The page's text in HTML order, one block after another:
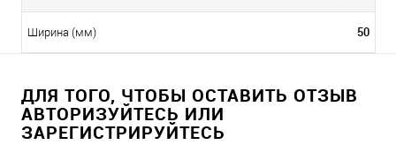
Ширина (мм) 50
ДЛЯ ТОГО, ЧТОБЫ ОСТАВИТЬ ОТЗЫВ
АВТОРИЗУЙТЕСЬ ИЛИ
ЗАРЕГИСТРИРУЙТЕСЬ